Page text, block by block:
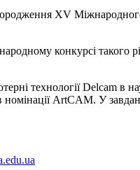
ХV
конкурсі
технології Delcam в
ArtCAM. У